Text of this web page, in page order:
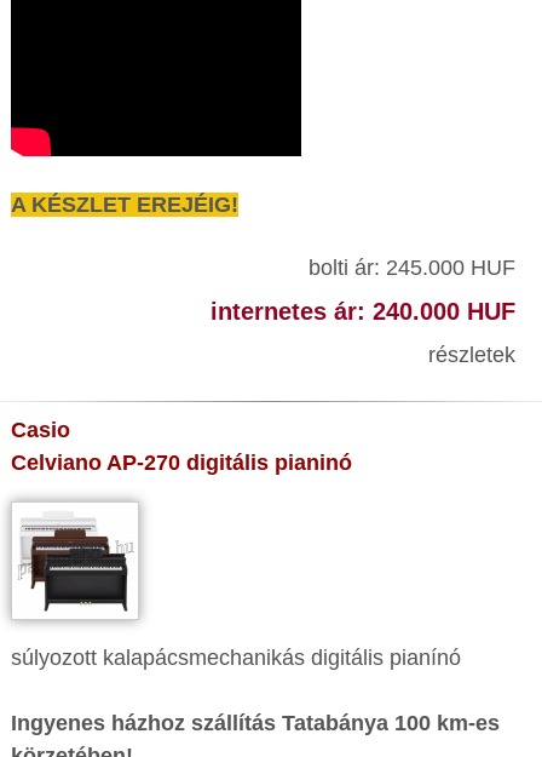
A KÉSZLET EREJÉIG!
bolti ár: 245.000 HUF
internetes ár: 240.000 HUF
részletek
Casio
Celviano AP-270 digitális pianinó
súlyozott kalapácsmechanikás digitális pianínó
Ingyenes házhoz szállítás Tatabánya 100 km-es